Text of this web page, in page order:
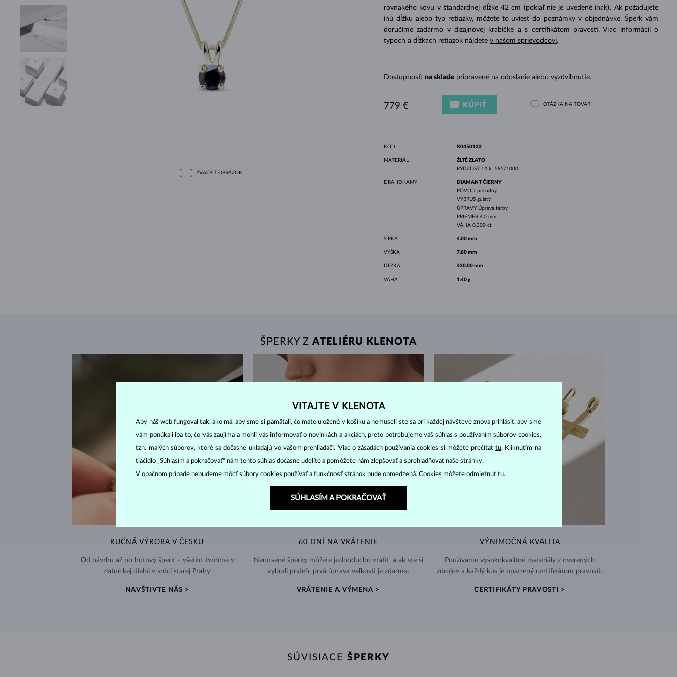
HALO ŠTÝL
ORIGINÁLNE SÚPRAVY
AMETYSTY
SINGLE BIELE ZLATO
ŽLTÉ ZLATO
RUŽOVÉ ZLATO
DRAHOKAMY RUŽOVÉ ZLATO
MAGNETICKÉ NÁHRDELNÍKY
SLADKOVODNÉ PERLY
BEZEL OSADENIE BIELE ZLATO
RUŽOVÉ ZLATO
GRAVÍROVATEĽNÉ
PRE MAMIČKU TIPY NA DARČEKY
ZVÄČŠIŤ OBRÁZOK
rovnakého kovu v štandardnej dĺžke 42 cm (pokiaľ nie je uvedené inak). Ak požadujete
inú dĺžku alebo typ retiazky, môžete to uviesť do poznámky v objednávke. Šperk vám
doručíme zadarmo v dizajnovej krabičke a s certifikátom pravosti. Viac informácií o
typoch a dĺžkach retiazok nájdete v našom sprievodcovi.
Dostupnosť: na sklade pripravené na odoslanie alebo vyzdvihnutie.
779 € KÚPIŤ OTÁZKA NA TOVAR
KÓD K0450133
MATERIÁL
ŽLTÉ ZLATO
RÝDZOSŤ 14 kt 585/1000
DRAHOKAMY
DIAMANT ČIERNY
PÔVOD prírodný
VÝBRUS guľatý
ÚPRAVY Úprava farby
PRIEMER 4.0 mm
VÁHA 0.300 ct
ŠÍRKA 4.00 mm
VÝŠKA 7.80 mm
DĹŽKA 420.00 mm
VÁHA 1.40 g
ŠPERKY Z ATELIÉRU KLENOTA
RUČNÁ VÝROBA V ČESKU
Od návrhu až po hotový šperk – všetko tvoríme v
zlatníckej dielni v srdci starej Prahy.
NAVŠTIVTE NÁS >
60 DNÍ NA VRÁTENIE
Nenosené šperky môžete jednoducho vrátiť, a ak ste si
vybrali prsteň, prvá úprava veľkosti je zdarma.
VRÁTENIE A VÝMENA >
VÝNIMOČNÁ KVALITA
Používame vysokokvalitné materiály z overených
zdrojov a každý kus je opatrený certifikátom pravosti.
CERTIFIKÁTY PRAVOSTI >
SÚVISIACE ŠPERKY
VITAJTE V KLENOTA
Aby náš web fungoval tak, ako má, aby sme si pamätali, čo máte uložené v košíku a nemuseli ste sa pri každej návšteve znova prihlásiť, aby sme
vám ponúkali iba to, čo vás zaujíma a mohli vás informovať o novinkách a akciách, preto potrebujeme váš súhlas s používaním súborov cookies,
tzn. malých súborov, ktoré sa dočasne ukladajú vo vašom prehliadači. Viac o zásadách používania cookies si môžete prečítaťtu. Kliknutím na
tlačidlo „Súhlasím a pokračovať“ nám tento súhlas dočasne udelíte a pomôžete nám zlepšovať a sprehľadňovať naše stránky.
V opačnom prípade nebudeme môcť súbory cookies používať a funkčnosť stránok bude obmedzená. Cookies môžete odmietnuťtu.
SÚHLASÍM A POKRAČOVAŤ